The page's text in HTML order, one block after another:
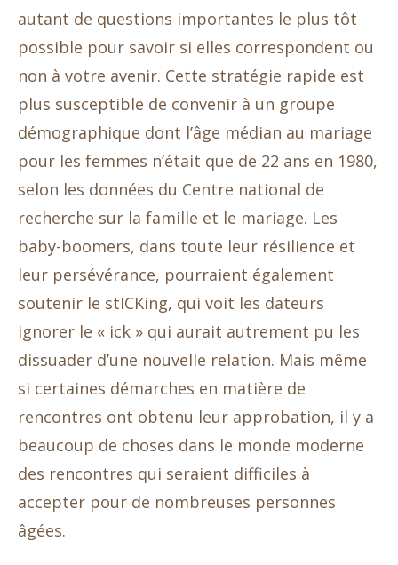
autant de questions importantes le plus tôt
possible pour savoir si elles correspondent ou
non à votre avenir. Cette stratégie rapide est
plus susceptible de convenir à un groupe
démographique dont l’âge médian au mariage
pour les femmes n’était que de 22 ans en 1980,
selon les données du Centre national de
recherche sur la famille et le mariage. Les
baby-boomers, dans toute leur résilience et
leur persévérance, pourraient également
soutenir le stICKing, qui voit les dateurs
ignorer le « ick » qui aurait autrement pu les
dissuader d’une nouvelle relation. Mais même
si certaines démarches en matière de
rencontres ont obtenu leur approbation, il y a
beaucoup de choses dans le monde moderne
des rencontres qui seraient difficiles à
accepter pour de nombreuses personnes
âgées.